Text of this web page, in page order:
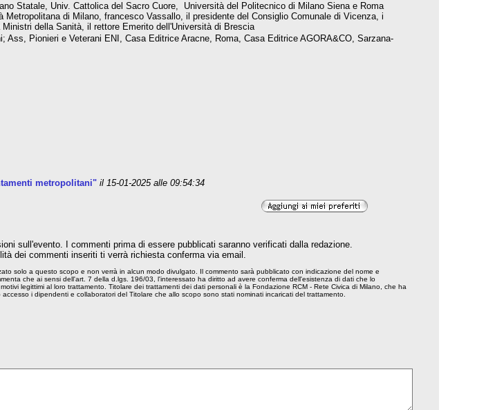
Statale, Univ. Cattolica del Sacro Cuore, Università del Politecnico di Milano Siena e Roma
di Milano, francesco Vassallo, il presidente del Consiglio Comunale di Vicenza, i
della Sanità, il rettore Emerito dell'Università di Brescia
Ass, Pionieri e Veterani ENI, Casa Editrice Aracne, Roma, Casa Editrice AGORA&CO, Sarzana-
metropolitani" il 15-01-2025 alle 09:54:34
sull'evento. I commenti prima di essere pubblicati saranno verificati dalla redazione.
dei commenti inseriti ti verrà richiesta conferma via email.
solo a questo scopo e non verrà in alcun modo divulgato. Il commento sarà pubblicato con indicazione del nome e
che ai sensi dell'art. 7 della d.lgs. 196/03, l'interessato ha diritto ad avere conferma dell'esistenza di dati che lo
legittimi al loro trattamento. Titolare dei trattamenti dei dati personali è la Fondazione RCM - Rete Civica di Milano, che ha
i dipendenti e collaboratori del Titolare che allo scopo sono stati nominati incaricati del trattamento.